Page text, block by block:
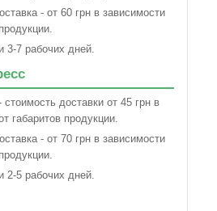
- от 60 грн в зависимости
3-7 рабочих дней.
стоимость доставки от 45 грн в
габаритов продукции.
- от 70 грн в зависимости
2-5 рабочих дней.